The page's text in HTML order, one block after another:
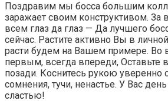
Поздравим мы босса большим
заражает своим конструктивом. За
всем глаз да глаз — Да лучшего
сейчас. Растите активно Вы в
расти будем на Вашем примере. Во
первым, всегда впереди, Оставьте
позади. Коснитесь рукою уверенно
сомнения, тучи, ненастье. У Вас
сластью!